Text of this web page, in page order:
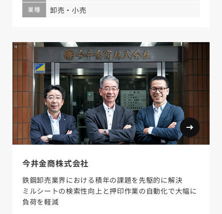
業種 卸売・小売
今井金商株式会社
鉄鋼卸売業界における積年の課題を先駆的に解決
ミルシートの検索性向上と押印作業の自動化で大幅に
負荷を軽減